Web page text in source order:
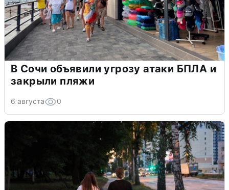
В Сочи объявили угрозу атаки БПЛА и
закрыли пляжи
6 августа 0